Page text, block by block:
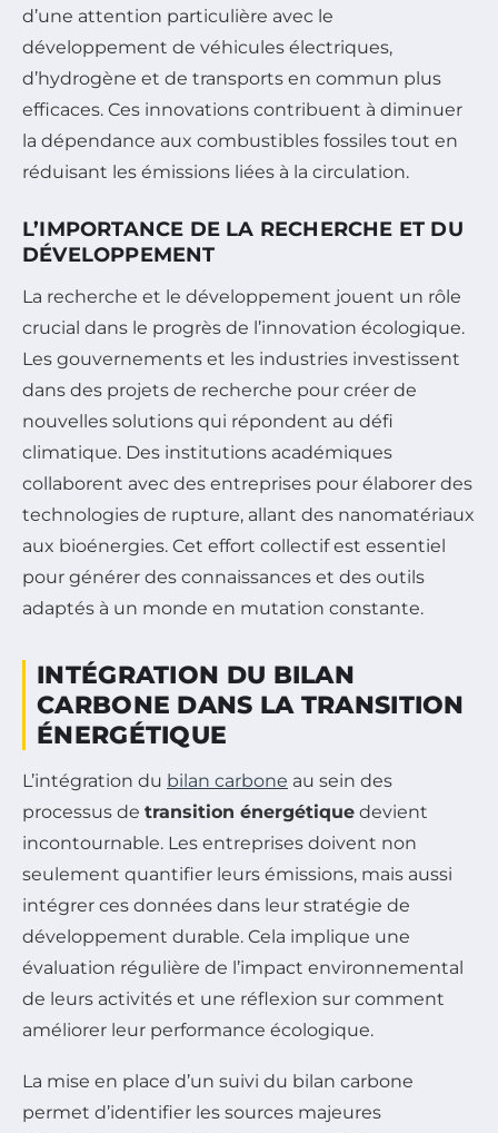
d’une attention particulière avec le
développement de véhicules électriques,
d’hydrogène et de transports en commun plus
efficaces. Ces innovations contribuent à diminuer
la dépendance aux combustibles fossiles tout en
réduisant les émissions liées à la circulation.
L’IMPORTANCE DE LA RECHERCHE ET DU
DÉVELOPPEMENT
La recherche et le développement jouent un rôle
crucial dans le progrès de l’innovation écologique.
Les gouvernements et les industries investissent
dans des projets de recherche pour créer de
nouvelles solutions qui répondent au défi
climatique. Des institutions académiques
collaborent avec des entreprises pour élaborer des
technologies de rupture, allant des nanomatériaux
aux bioénergies. Cet effort collectif est essentiel
pour générer des connaissances et des outils
adaptés à un monde en mutation constante.
INTÉGRATION DU BILAN
CARBONE DANS LA TRANSITION
ÉNERGÉTIQUE
L’intégration du bilan carbone au sein des
processus de transition énergétique devient
incontournable. Les entreprises doivent non
seulement quantifier leurs émissions, mais aussi
intégrer ces données dans leur stratégie de
développement durable. Cela implique une
évaluation régulière de l’impact environnemental
de leurs activités et une réflexion sur comment
améliorer leur performance écologique.
La mise en place d’un suivi du bilan carbone
permet d’identifier les sources majeures